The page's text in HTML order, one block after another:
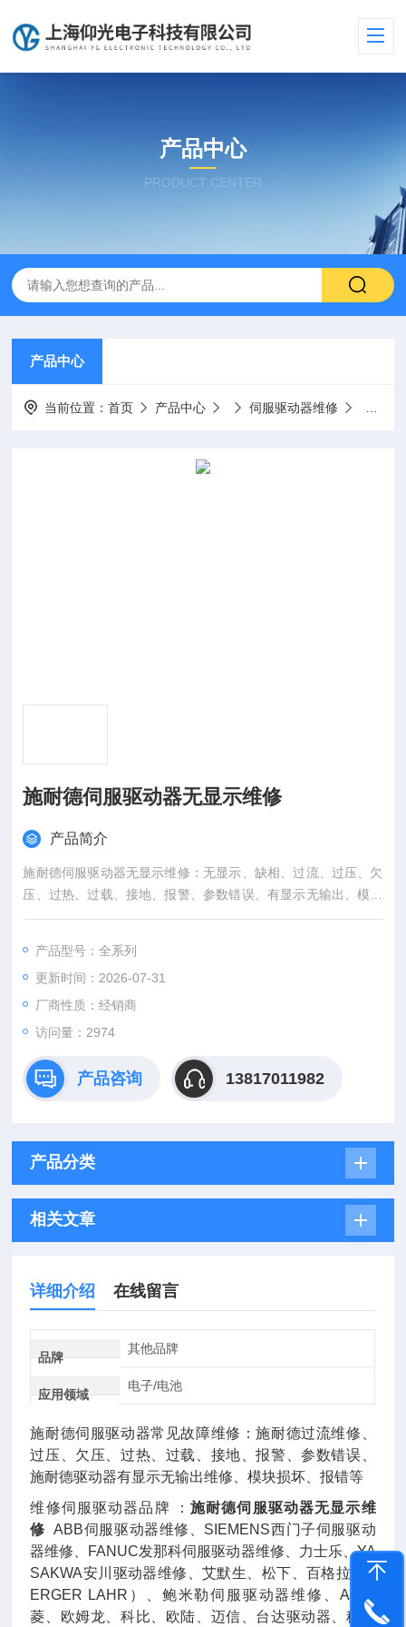
产品中心
PRODUCT CENTER
产品中心
当前位置：首页 产品中心 伺服驱动器维修
施耐德伺服驱动器无显示维修
产品简介
施耐德伺服驱动器无显示维修：无显示、缺相、过流、过压、欠
压、过热、过载、接地、报警、参数错误、有显示无输出、模块
损坏、报错等
产品型号：全系列
更新时间：2026-07-31
厂商性质：经销商
访问量：2974
产品咨询 13817011982
产品分类
相关文章
详细介绍 在线留言
品牌
其他品牌
应用领域
电子/电池
施耐德伺服驱动器常见故障维修：施耐德过流维修、
过压、欠压、过热、过载、接地、报警、参数错误、
施耐德驱动器有显示无输出维修、模块损坏、报错等
维修伺服驱动器品牌 ： 施耐德伺服驱动器无显示维
修
ABB伺服驱动器维修、SIEMENS西门子伺服驱动
器维修、FANUC发那科伺服驱动器维修、力士乐、YA
SAKWA安川驱动器维修、艾默生、松下、百格拉（B
ERGER LAHR）、鲍米勒伺服驱动器维修、AB三
菱、欧姆龙、科比、欧陆、迈信、台达驱动器、穆格